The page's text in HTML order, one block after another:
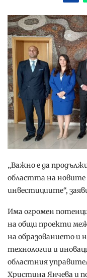
„Важно е да
областта на новите
инвестициите“,
Има огромен
на общи проекти
на образованието и
технологии и
областния
Христина Янчева и